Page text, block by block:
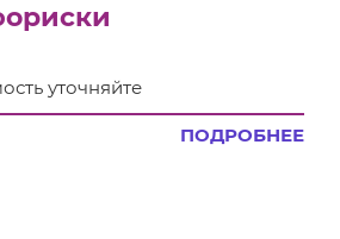
уточняйте
ПОДРОБНЕЕ